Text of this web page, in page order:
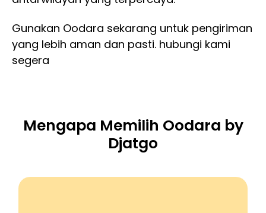
Gunakan Oodara sekarang untuk pengiriman
yang lebih aman dan pasti. hubungi kami
segera
Mengapa Memilih Oodara by
Djatgo